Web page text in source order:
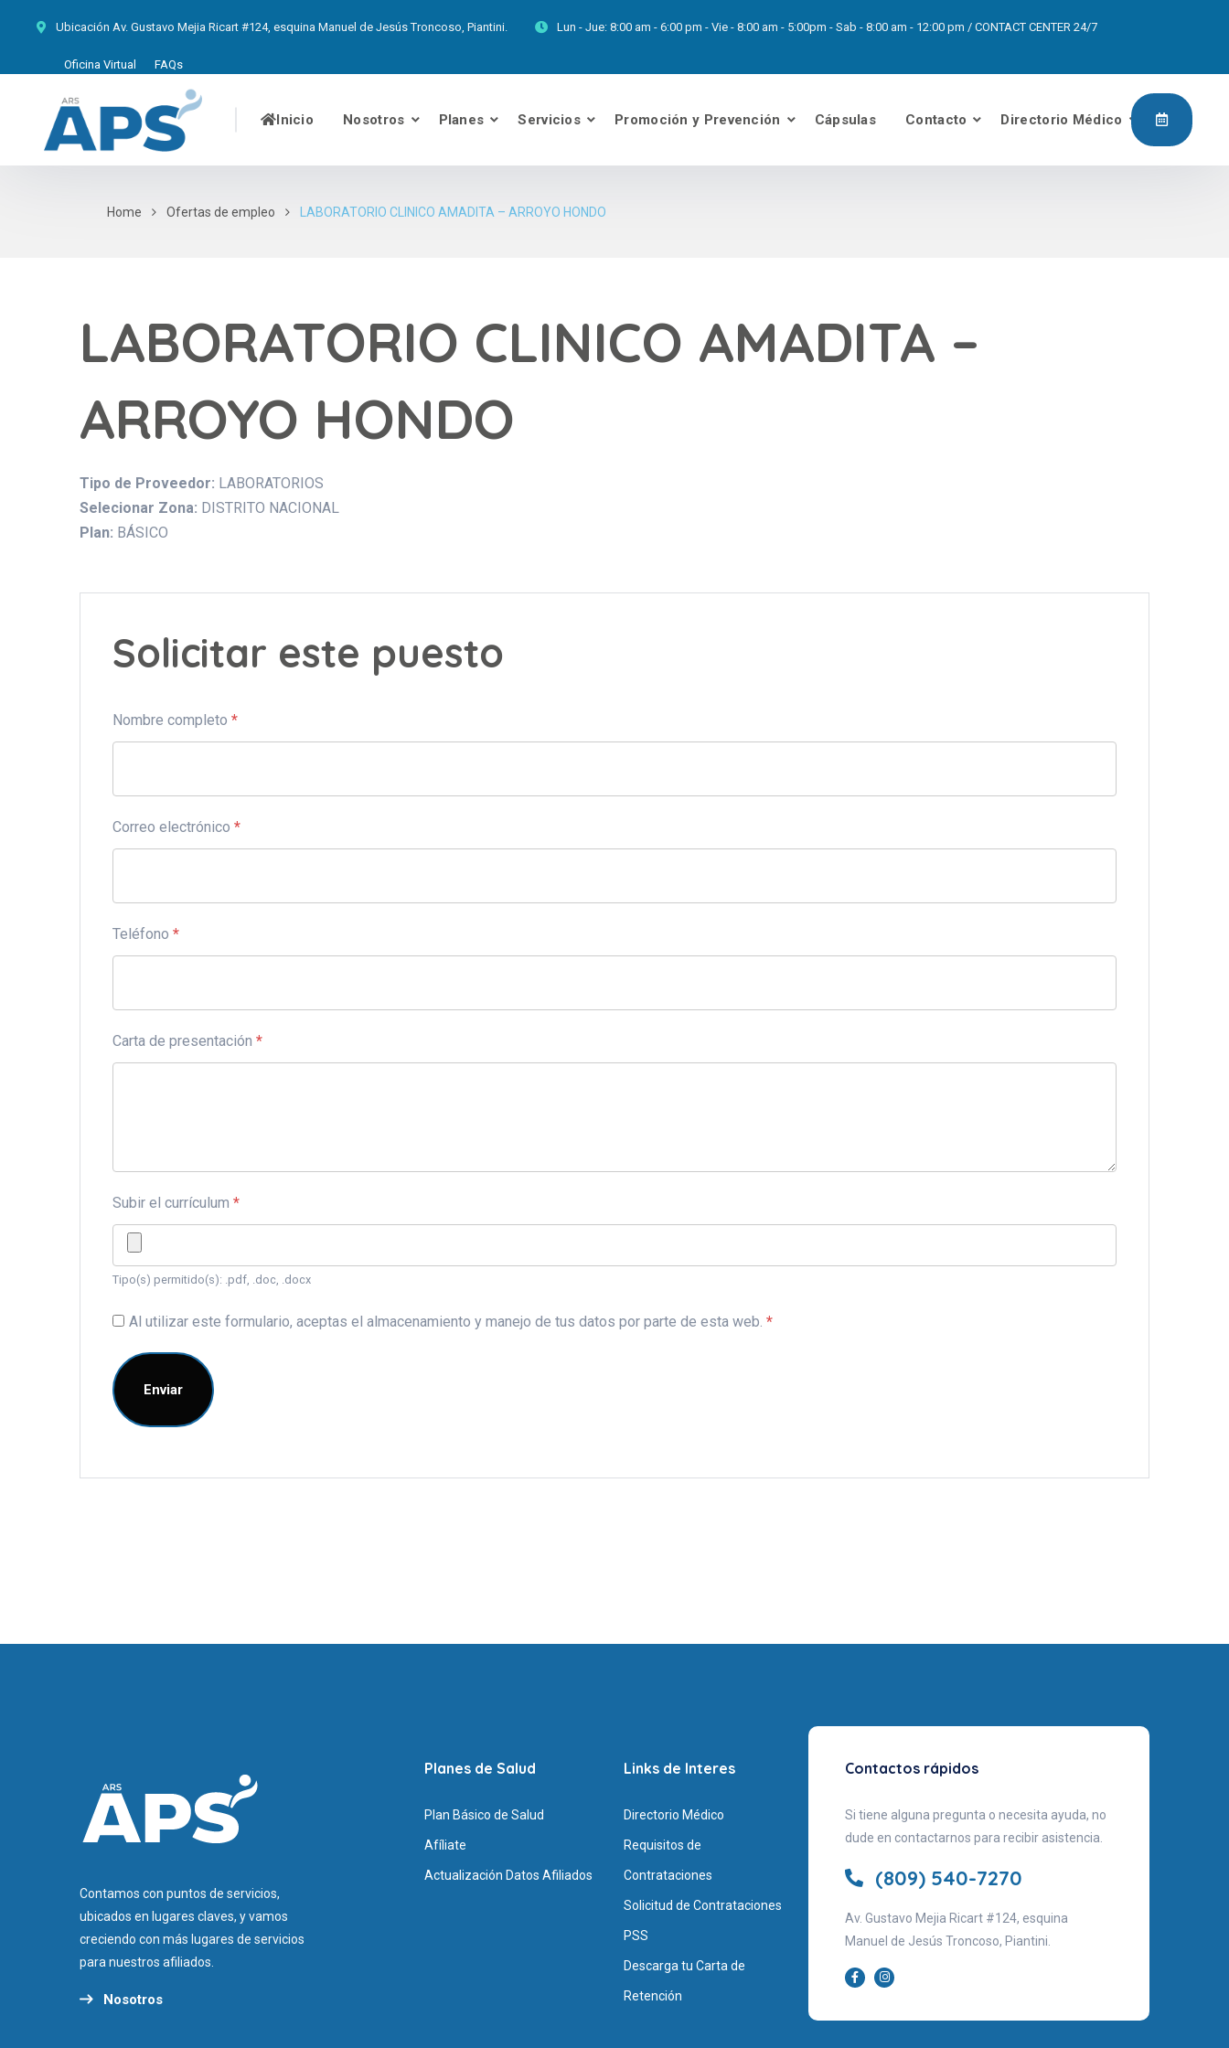
Ubicación Av. Gustavo Mejia Ricart #124, esquina Manuel de Jesús Troncoso, Piantini. Lun - Jue: 8:00 am - 6:00 pm - Vie - 8:00 am - 5:00pm - Sab - 8:00 am - 12:00 pm / CONTACT CENTER 24/7
Oficina Virtual FAQs
Inicio Nosotros Planes Servicios Promoción y Prevención Cápsulas Contacto Directorio Médico
Home Ofertas de empleo LABORATORIO CLINICO AMADITA – ARROYO HONDO
LABORATORIO CLINICO AMADITA –
ARROYO HONDO
Tipo de Proveedor: LABORATORIOS
Selecionar Zona: DISTRITO NACIONAL
Plan: BÁSICO
Solicitar este puesto
Nombre completo *
Correo electrónico *
Teléfono *
Carta de presentación *
Subir el currículum *
Tipo(s) permitido(s): .pdf, .doc, .docx
Al utilizar este formulario, aceptas el almacenamiento y manejo de tus datos por parte de esta web. *
Contamos con puntos de servicios,
ubicados en lugares claves, y vamos
creciendo con más lugares de servicios
para nuestros afiliados.
Nosotros
Planes de Salud
Plan Básico de Salud
Afíliate
Actualización Datos Afiliados
Links de Interes
Directorio Médico
Requisitos de
Contrataciones
Solicitud de Contrataciones
PSS
Descarga tu Carta de
Retención
Contactos rápidos
Si tiene alguna pregunta o necesita ayuda, no
dude en contactarnos para recibir asistencia.
(809) 540-7270
Av. Gustavo Mejia Ricart #124, esquina
Manuel de Jesús Troncoso, Piantini.